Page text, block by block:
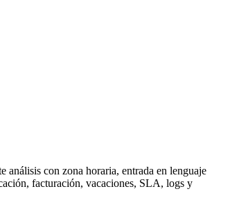
análisis con zona horaria, entrada en lenguaje
facturación, vacaciones, SLA, logs y